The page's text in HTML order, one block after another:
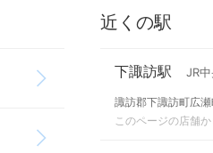
近くの駅
下諏訪駅 JR
諏訪郡下諏訪町広
このページの店舗